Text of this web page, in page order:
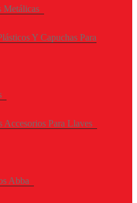
Metálicas
Y Capuchas Para
Accesorios Para Llaves
Abba